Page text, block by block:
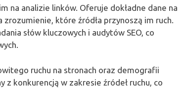
na analizie linków. Oferuje dokładne dane na
które źródła przynoszą im ruch.
słów kluczowych i audytów SEO, co
ruchu na stronach oraz demografii
konkurencją w zakresie źródeł ruchu, co